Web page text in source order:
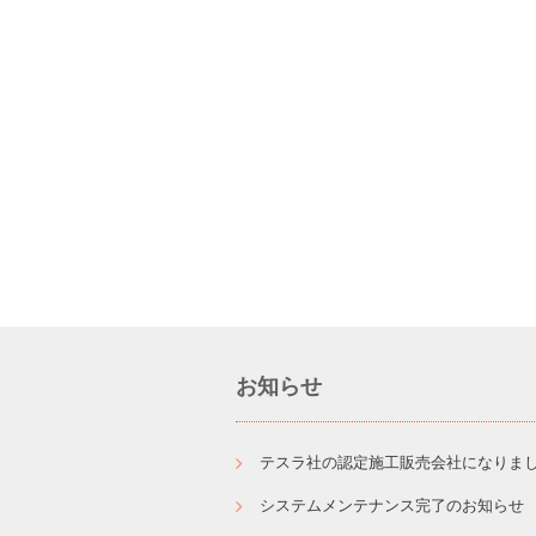
お知らせ
テスラ社の認定施工販売会社になりま
システムメンテナンス完了のお知らせ